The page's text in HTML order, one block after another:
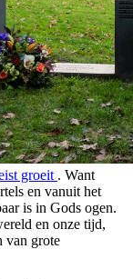
groeit . Want
en vanuit het
is in Gods ogen.
en onze tijd,
van grote